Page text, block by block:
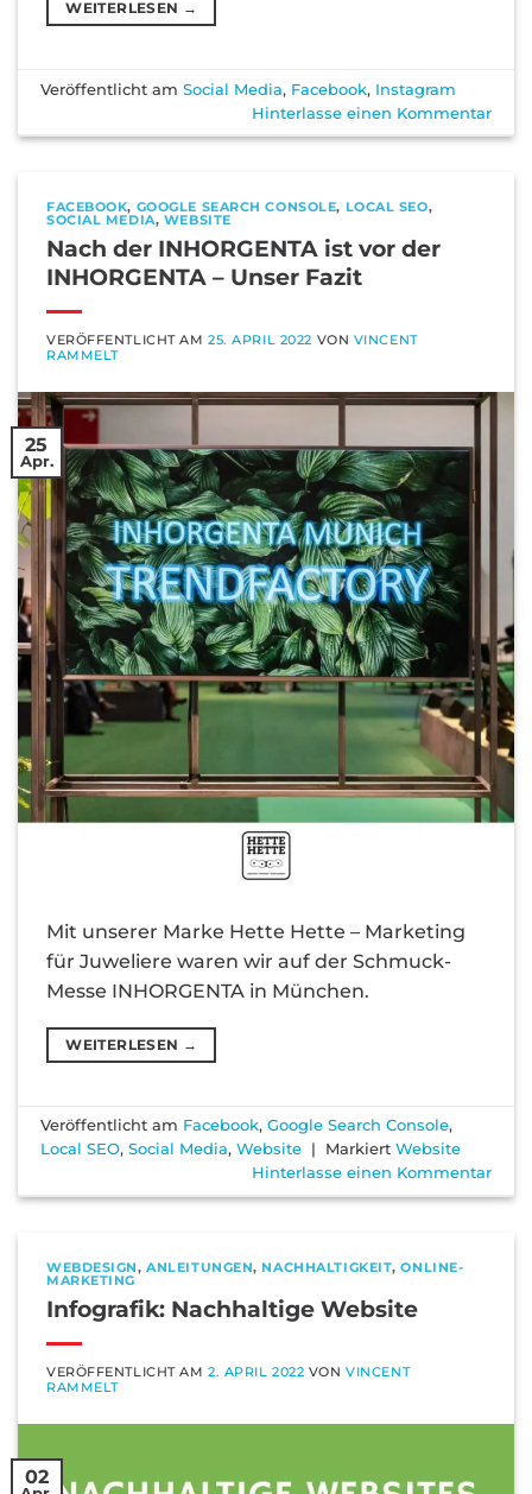
WEITERLESEN →
Veröffentlicht amSocial Media, Facebook, Instagram
Hinterlasse einen Kommentar
FACEBOOK, GOOGLE SEARCH CONSOLE, LOCAL SEO,
SOCIAL MEDIA, WEBSITE
Nach der INHORGENTA ist vor der
INHORGENTA – Unser Fazit
VERÖFFENTLICHT AM25. APRIL 2022 VON VINCENT
RAMMELT
25
Apr.
Mit unserer Marke Hette Hette – Marketing
für Juweliere waren wir auf der Schmuck-
Messe INHORGENTA in München.
WEITERLESEN →
Veröffentlicht am Facebook,Google Search Console,
Local SEO,Social Media,Website | MarkiertWebsite
Hinterlasse einen Kommentar
WEBDESIGN,ANLEITUNGEN, NACHHALTIGKEIT,ONLINE-
MARKETING
Infografik: Nachhaltige Website
VERÖFFENTLICHT AM2. APRIL 2022 VONVINCENT
RAMMELT
02